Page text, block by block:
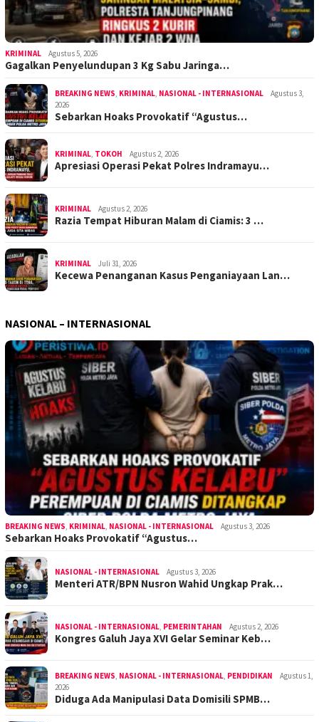
KRIMINAL Agustus 5, 2026
Gagalkan Penyelundupan 3 Kg Sabu Jaringa…
BREAKING NEWS KRIMINAL NASIONAL - INTERNASIONAL
Agustus 3,
2026
Sebarkan Hoaks Provokatif “Agustus…
KRIMINAL TOKOH Agustus 2, 2026
Apresiasi Operasi Pekat Polres Indramayu…
KRIMINAL Agustus 2, 2026
Razia Tempat Hiburan Malam di Ciamis: 3 …
KRIMINAL Juli 31, 2026
Kecewa Penanganan Kasus Penganiayaan Lan…
NASIONAL – INTERNASIONAL
BREAKING NEWS KRIMINAL NASIONAL - INTERNASIONAL Agustus 3, 2026
Sebarkan Hoaks Provokatif “Agustus…
NASIONAL - INTERNASIONAL Agustus 3, 2026
Menteri ATR/BPN Nusron Wahid Ungkap Prak…
NASIONAL - INTERNASIONAL PEMERINTAHAN Agustus 2, 2026
Kongres Galuh Jaya XVI Gelar Seminar Keb…
BREAKING NEWS NASIONAL - INTERNASIONAL PENDIDIKAN
Agustus 1,
2026
Diduga Ada Manipulasi Data Domisili SPMB…